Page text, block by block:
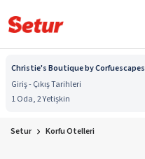
Christie's Boutique by Corfuescapes
Giriş - Çıkış Tarihleri
1 Oda, 2 Yetişkin
Setur Korfu Otelleri